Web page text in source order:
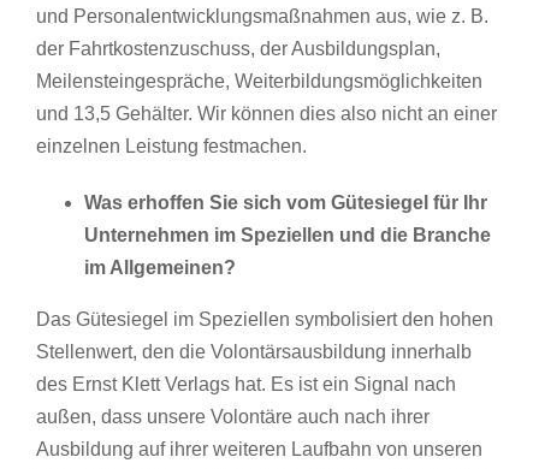
und Personalentwicklungsmaßnahmen aus, wie z. B.
der Fahrtkostenzuschuss, der Ausbildungsplan,
Meilensteingespräche, Weiterbildungsmöglichkeiten
und 13,5 Gehälter. Wir können dies also nicht an einer
einzelnen Leistung festmachen.
Was erhoffen Sie sich vom Gütesiegel für Ihr
Unternehmen im Speziellen und die Branche
im Allgemeinen?
Das Gütesiegel im Speziellen symbolisiert den hohen
Stellenwert, den die Volontärsausbildung innerhalb
des Ernst Klett Verlags hat. Es ist ein Signal nach
außen, dass unsere Volontäre auch nach ihrer
Ausbildung auf ihrer weiteren Laufbahn von unseren